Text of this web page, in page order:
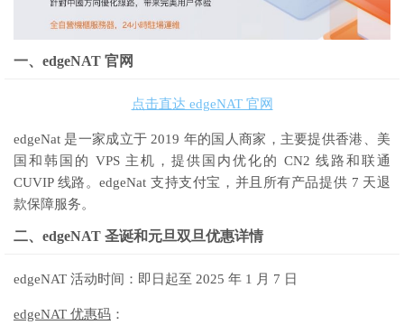
一、edgeNAT 官网
点击直达 edgeNAT 官网
edgeNat 是一家成立于 2019 年的国人商家，主要提供香港、美
国和韩国的 VPS 主机，提供国内优化的 CN2 线路和联通
CUVIP 线路。edgeNat 支持支付宝，并且所有产品提供 7 天退
款保障服务。
二、edgeNAT 圣诞和元旦双旦优惠详情
edgeNAT 活动时间：即日起至 2025 年 1 月 7 日
edgeNAT 优惠码 ：